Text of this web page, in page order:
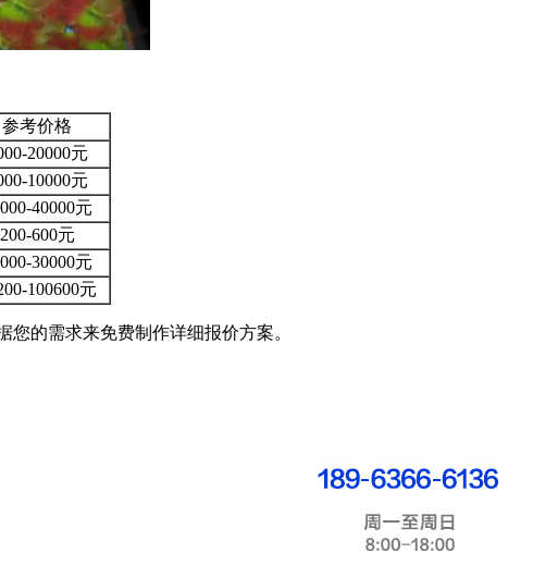
参考价格
20000元
10000元
40000元
200-600元
30000元
100600元
的需求来免费制作详细报价方案。